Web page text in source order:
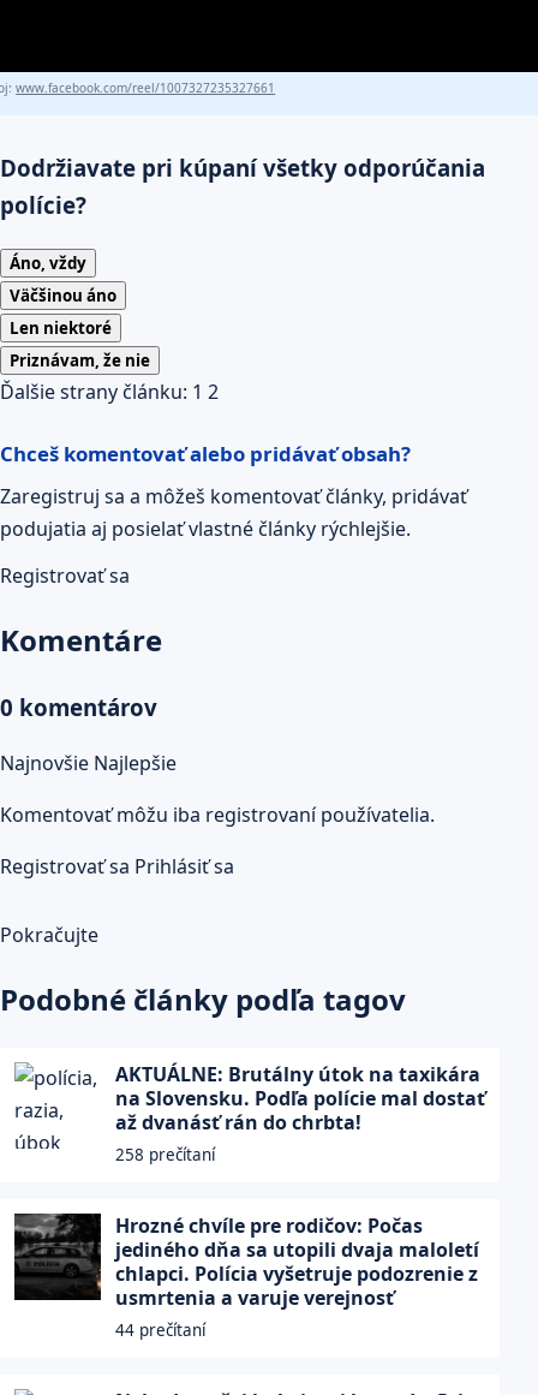
www.facebook.com/reel/1007327235327661
Dodržiavate pri kúpaní všetky odporúčania
polície?
Áno, vždy
Väčšinou áno
Len niektoré
Priznávam, že nie
Ďalšie strany článku: 1 2
Chceš komentovať alebo pridávať obsah?
Zaregistruj sa a môžeš komentovať články, pridávať
podujatia aj posielať vlastné články rýchlejšie.
Registrovať sa
Komentáre
0 komentárov
Najnovšie Najlepšie
Komentovať môžu iba registrovaní používatelia.
Registrovať sa Prihlásiť sa
Pokračujte
Podobné články podľa tagov
AKTUÁLNE: Brutálny útok na taxikára
na Slovensku. Podľa polície mal dostať
až dvanásť rán do chrbta!
258 prečítaní
Hrozné chvíle pre rodičov: Počas
jediného dňa sa utopili dvaja maloletí
chlapci. Polícia vyšetruje podozrenie z
usmrtenia a varuje verejnosť
44 prečítaní